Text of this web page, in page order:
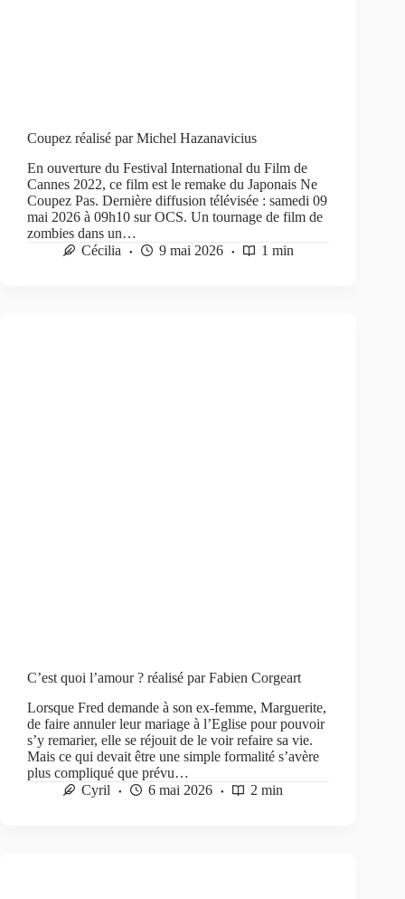
Coupez réalisé par Michel Hazanavicius
En ouverture du Festival International du Film de
Cannes 2022, ce film est le remake du Japonais Ne
Coupez Pas. Dernière diffusion télévisée : samedi 09
mai 2026 à 09h10 sur OCS. Un tournage de film de
zombies dans un…
Cécilia
9 mai 2026 1 min
C’est quoi l’amour ? réalisé par Fabien Corgeart
Lorsque Fred demande à son ex-femme, Marguerite,
de faire annuler leur mariage à l’Eglise pour pouvoir
s’y remarier, elle se réjouit de le voir refaire sa vie.
Mais ce qui devait être une simple formalité s’avère
plus compliqué que prévu…
Cyril
6 mai 2026 2 min